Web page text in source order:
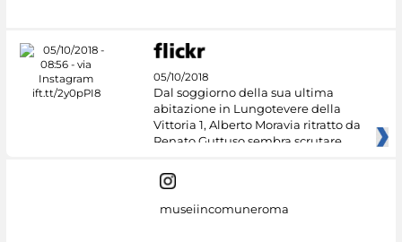
05/10/2018
Dal soggiorno della sua ultima
abitazione in Lungotevere della
Vittoria 1, Alberto Moravia ritratto da
Renato Guttuso sembra scrutare
museiincomuneroma